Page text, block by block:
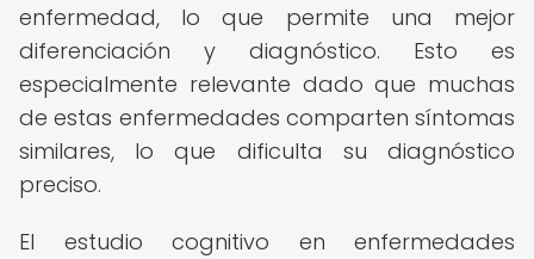
enfermedad, lo que permite una mejor
diferenciación y diagnóstico. Esto es
especialmente relevante dado que muchas
de estas enfermedades comparten síntomas
similares, lo que dificulta su diagnóstico
preciso.
El estudio cognitivo en enfermedades